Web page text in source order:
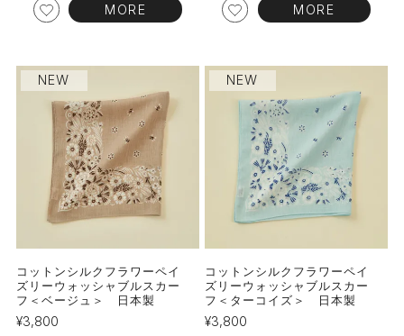
MORE MORE
NEW
コットンシルクフラワーペイ
ズリーウォッシャブルスカー
フ＜ベージュ＞ 日本製
¥3,800
NEW
コットンシルクフラワーペイ
ズリーウォッシャブルスカー
フ＜ターコイズ＞ 日本製
¥3,800